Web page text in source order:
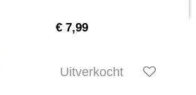
€ 7,99
Uitverkocht